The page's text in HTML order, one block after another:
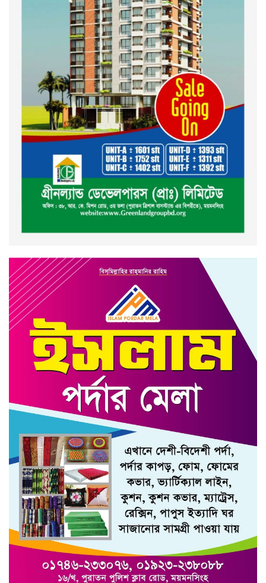
ইসলামী ব্যাংক বাংলাদেশ পিলএলসি
ময়মনসিংহ শাখার গ্রাহক সমাবেশ
২০২৪ এর গণঅভ্যুত্থানের শহিদের
কবর জিয়ারত ও দোয়া করলেন
ময়মনসিংহ মহানগর জামায়াত